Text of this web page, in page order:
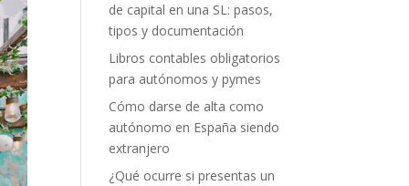
de capital en una SL: pasos,
tipos y documentación
Libros contables obligatorios
para autónomos y pymes
Cómo darse de alta como
autónomo en España siendo
extranjero
¿Qué ocurre si presentas un